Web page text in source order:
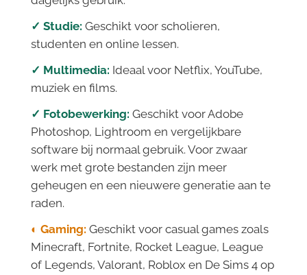
✓ Studie: Geschikt voor scholieren,
studenten en online lessen.
✓ Multimedia: Ideaal voor Netflix, YouTube,
muziek en films.
✓ Fotobewerking: Geschikt voor Adobe
Photoshop, Lightroom en vergelijkbare
software bij normaal gebruik. Voor zwaar
werk met grote bestanden zijn meer
geheugen en een nieuwere generatie aan te
raden.
◐ Gaming: Geschikt voor casual games zoals
Minecraft, Fortnite, Rocket League, League
of Legends, Valorant, Roblox en De Sims 4 op